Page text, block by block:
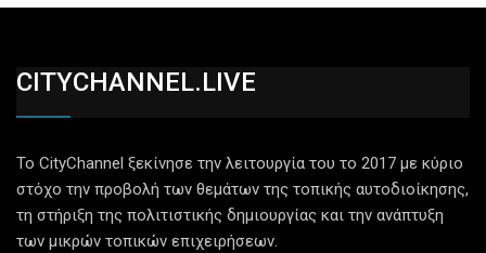
CITYCHANNEL.LIVE
Το CityChannel ξεκίνησε την λειτουργία του το 2017 με κύριο
στόχο την προβολή των θεμάτων της τοπικής αυτοδιοίκησης,
τη στήριξη της πολιτιστικής δημιουργίας και την ανάπτυξη
των μικρών τοπικών επιχειρήσεων.